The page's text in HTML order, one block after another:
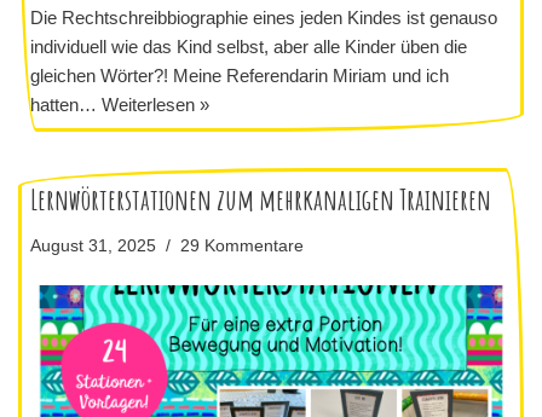
Die Rechtschreibbiographie eines jeden Kindes ist genauso
individuell wie das Kind selbst, aber alle Kinder üben die
gleichen Wörter?! Meine Referendarin Miriam und ich
hatten… Weiterlesen »
Lernwörterstationen zum mehrkanaligen Trainieren
August 31, 2025 29 Kommentare